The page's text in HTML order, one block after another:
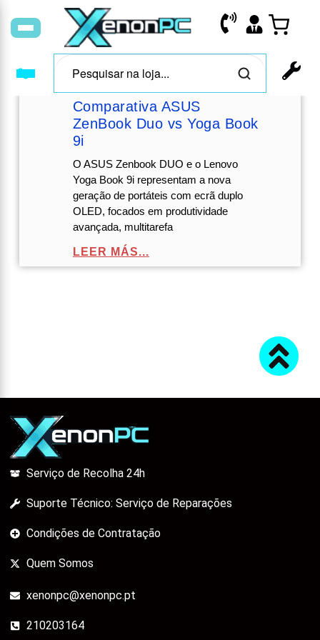
Comparativa ASUS
ZenBook Duo vs Yoga Book
9i
O ASUS Zenbook DUO e o Lenovo
Yoga Book 9i representam a nova
geração de portáteis com ecrã duplo
OLED, focados em produtividade
avançada, multitarefa
LEER MÁS...
Serviço de Recolha 24h
Suporte Técnico: Serviço de Reparações
Condições de Contratação
Quem Somos
xenonpc@xenonpc.pt
210203164